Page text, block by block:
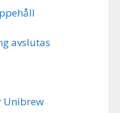
avslutas
Unibrew